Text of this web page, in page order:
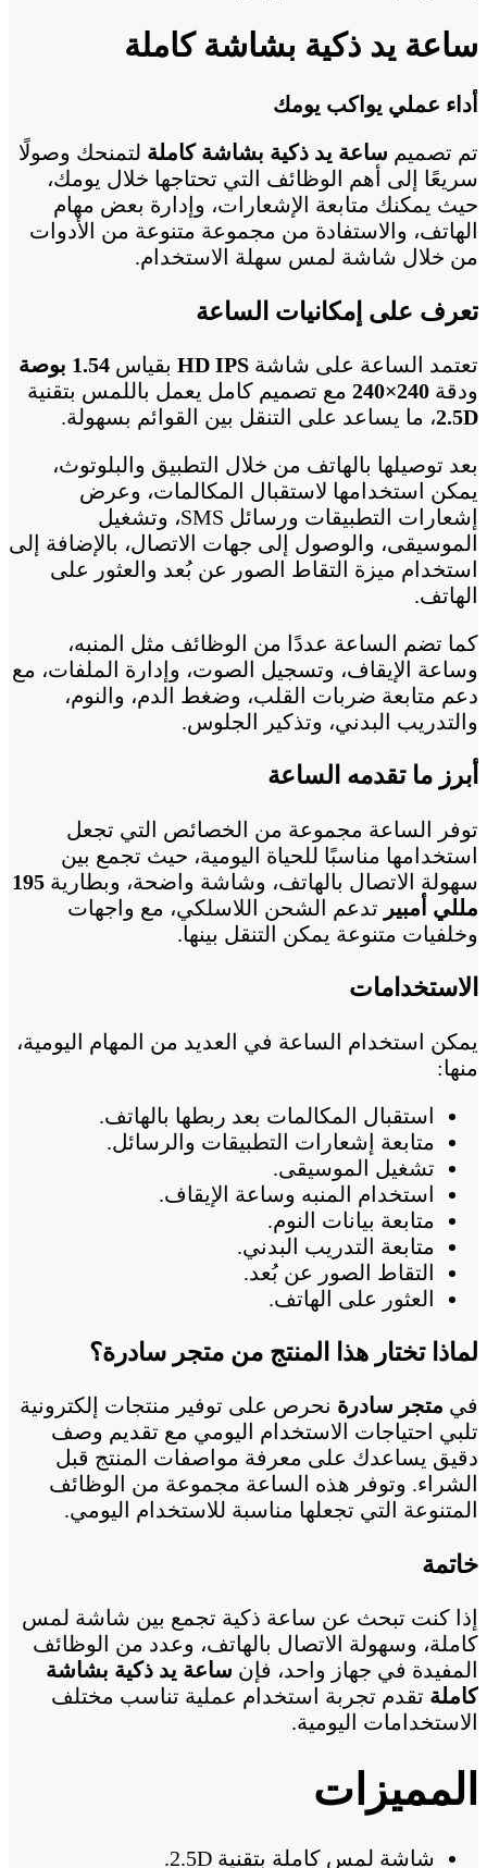
ساعة يد ذكية بشاشة كاملة
أداء عملي يواكب يومك
تم تصميم ساعة يد ذكية بشاشة كاملة لتمنحك وصولًا
سريعًا إلى أهم الوظائف التي تحتاجها خلال يومك،
حيث يمكنك متابعة الإشعارات، وإدارة بعض مهام
الهاتف، والاستفادة من مجموعة متنوعة من الأدوات
من خلال شاشة لمس سهلة الاستخدام.
تعرف على إمكانيات الساعة
تعتمد الساعة على شاشة HD IPS بقياس 1.54 بوصة
ودقة 240×240
مع تصميم كامل يعمل باللمس بتقنية
2.5D، ما يساعد على التنقل بين القوائم بسهولة.
بعد توصيلها بالهاتف من خلال التطبيق والبلوتوث،
يمكن استخدامها لاستقبال المكالمات، وعرض
إشعارات التطبيقات ورسائل SMS، وتشغيل
الموسيقى، والوصول إلى جهات الاتصال، بالإضافة إلى
استخدام ميزة التقاط الصور عن بُعد والعثور على
الهاتف.
كما تضم الساعة عددًا من الوظائف مثل المنبه،
وساعة الإيقاف، وتسجيل الصوت، وإدارة الملفات، مع
دعم متابعة ضربات القلب، وضغط الدم، والنوم،
والتدريب البدني، وتذكير الجلوس.
أبرز ما تقدمه الساعة
توفر الساعة مجموعة من الخصائص التي تجعل
استخدامها مناسبًا للحياة اليومية، حيث تجمع بين
سهولة الاتصال بالهاتف، وشاشة واضحة، وبطارية 195
مللي أمبير تدعم الشحن اللاسلكي، مع واجهات
وخلفيات متنوعة يمكن التنقل بينها.
الاستخدامات
يمكن استخدام الساعة في العديد من المهام اليومية،
منها:
استقبال المكالمات بعد ربطها بالهاتف.
متابعة إشعارات التطبيقات والرسائل.
تشغيل الموسيقى.
استخدام المنبه وساعة الإيقاف.
متابعة بيانات النوم.
متابعة التدريب البدني.
التقاط الصور عن بُعد.
العثور على الهاتف.
لماذا تختار هذا المنتج من متجر سادرة؟
في متجر سادرة نحرص على توفير منتجات إلكترونية
تلبي احتياجات الاستخدام اليومي مع تقديم وصف
دقيق يساعدك على معرفة مواصفات المنتج قبل
الشراء. وتوفر هذه الساعة مجموعة من الوظائف
المتنوعة التي تجعلها مناسبة للاستخدام اليومي.
خاتمة
إذا كنت تبحث عن ساعة ذكية تجمع بين شاشة لمس
كاملة، وسهولة الاتصال بالهاتف، وعدد من الوظائف
المفيدة في جهاز واحد، فإن ساعة يد ذكية بشاشة
كاملة تقدم تجربة استخدام عملية تناسب مختلف
الاستخدامات اليومية.
المميزات
شاشة لمس كاملة بتقنية 2.5D.